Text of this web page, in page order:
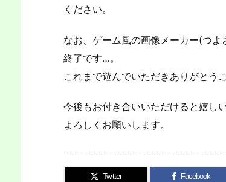
ください。
なお、ゲーム風の画像メーカー(つ
終了です…。
これまで遊んでいただきありがとう
今後もお付き合いいただけると嬉し
よろしくお願いします。
Twitter Facebook